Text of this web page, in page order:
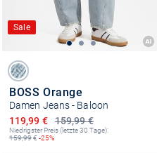
Sale
BOSS Orange
Damen Jeans - Baloon
159,99 €
Ermäßigter Preis
119,99 €
Niedrigster Preis (letzte 30 Tage):
159,99€ -25%